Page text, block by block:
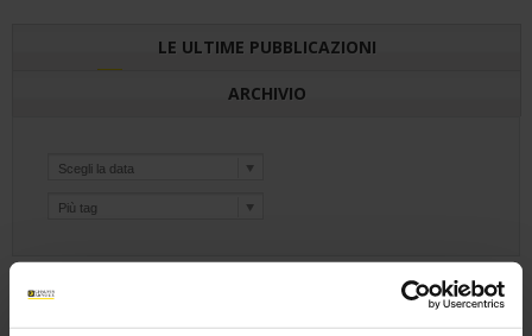
LE ULTIME PUBBLICAZIONI
ARCHIVIO